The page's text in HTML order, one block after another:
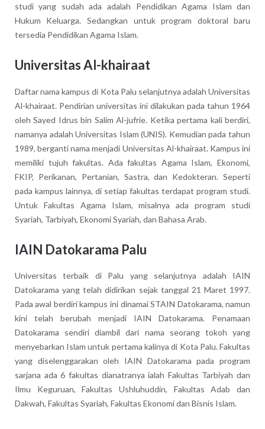
studi yang sudah ada adalah Pendidikan Agama Islam dan
Hukum Keluarga. Sedangkan untuk program doktoral baru
tersedia Pendidikan Agama Islam.
Universitas Al-khairaat
Daftar nama kampus di Kota Palu selanjutnya adalah Universitas
Al-khairaat. Pendirian universitas ini dilakukan pada tahun 1964
oleh Sayed Idrus bin Salim Al-jufrie. Ketika pertama kali berdiri,
namanya adalah Universitas Islam (UNIS). Kemudian pada tahun
1989, berganti nama menjadi Universitas Al-khairaat. Kampus ini
memiliki tujuh fakultas. Ada fakultas Agama Islam, Ekonomi,
FKIP, Perikanan, Pertanian, Sastra, dan Kedokteran. Seperti
pada kampus lainnya, di setiap fakultas terdapat program studi.
Untuk Fakultas Agama Islam, misalnya ada program studi
Syariah, Tarbiyah, Ekonomi Syariah, dan Bahasa Arab.
IAIN Datokarama Palu
Universitas terbaik di Palu yang selanjutnya adalah IAIN
Datokarama yang telah didirikan sejak tanggal 21 Maret 1997.
Pada awal berdiri kampus ini dinamai STAIN Datokarama, namun
kini telah berubah menjadi IAIN Datokarama. Penamaan
Datokarama sendiri diambil dari nama seorang tokoh yang
menyebarkan Islam untuk pertama kalinya di Kota Palu. Fakultas
yang diselenggarakan oleh IAIN Datokarama pada program
sarjana ada 6 fakultas dianatranya ialah Fakultas Tarbiyah dan
Ilmu Keguruan, Fakultas Ushluhuddin, Fakultas Adab dan
Dakwah, Fakultas Syariah, Fakultas Ekonomi dan Bisnis Islam.